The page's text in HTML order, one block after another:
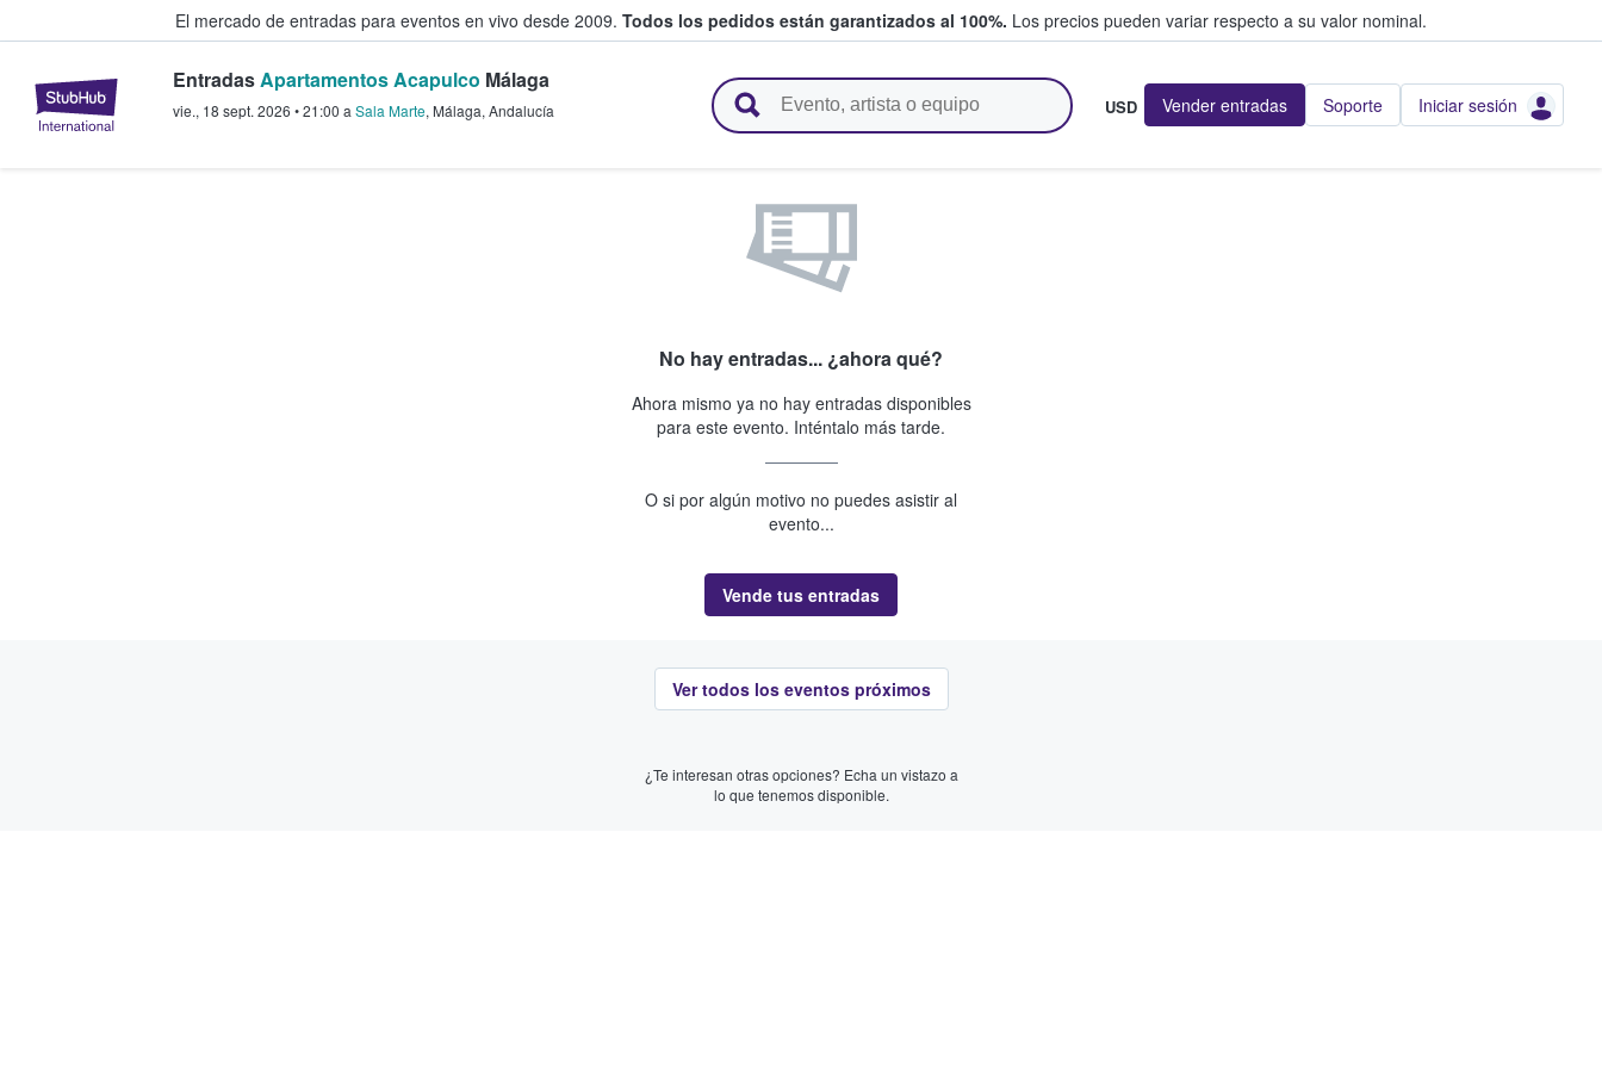
El mercado de entradas para eventos en vivo desde 2009. Todos los pedidos están garantizados al 100%. Los precios pueden variar respecto a su valor nominal.
StubHub: compra y venta de entradas entre fans
EntradasApartamentos Acapulco Málaga
vie., 18 sept. 2026 •21:00 a Sala Marte, Málaga, Andalucía USD Vender entradas Soporte Iniciar sesión
No hay entradas... ¿ahora qué?
Ahora mismo ya no hay entradas disponibles
para este evento. Inténtalo más tarde.
O si por algún motivo no puedes asistir al
evento...
Vende tus entradas
Ver todos los eventos próximos
¿Te interesan otras opciones? Echa un vistazo a
lo que tenemos disponible.